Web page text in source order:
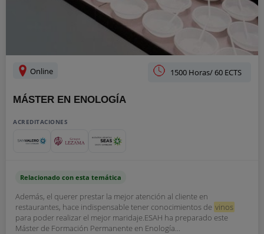
Online 1500 Horas/ 60 ECTS
MÁSTER EN ENOLOGÍA
ACREDITACIONES
Relacionado con esta temática
Además, el querer prestar la mejor atención al cliente en
restaurantes, hace indispensable tener conocimientos de vinos
para poder realizar el mejor maridaje.ESAH ha preparado este
Máster de Formación Permanente en Enología...